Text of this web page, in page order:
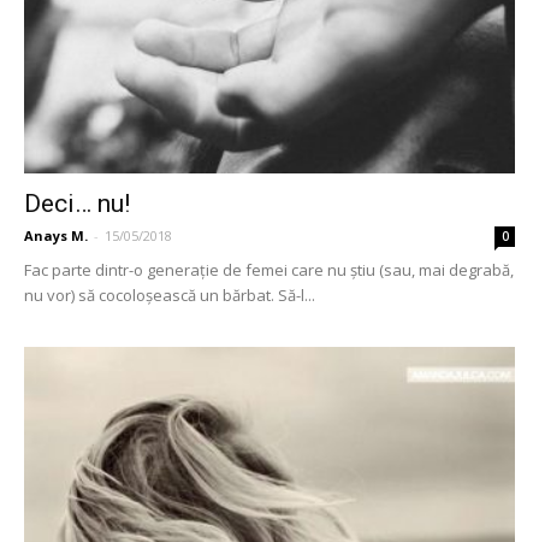
Deci… nu!
Anays M. - 15/05/2018 0
Fac parte dintr-o generație de femei care nu știu (sau, mai degrabă,
nu vor) să cocoloșească un bărbat. Să-l...